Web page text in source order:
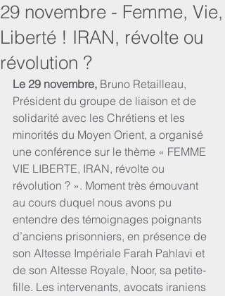
29 novembre - Femme, Vie,
Liberté ! IRAN, révolte ou
révolution ?
Le 29 novembre, Bruno Retailleau,
Président du groupe de liaison et de
solidarité avec les Chrétiens et les
minorités du Moyen Orient, a organisé
une conférence sur le thème « FEMME
VIE LIBERTE, IRAN, révolte ou
révolution ? ». Moment très émouvant
au cours duquel nous avons pu
entendre des témoignages poignants
d’anciens prisonniers, en présence de
son Altesse Impériale Farah Pahlavi et
de son Altesse Royale, Noor, sa petite-
fille. Les intervenants, avocats iraniens